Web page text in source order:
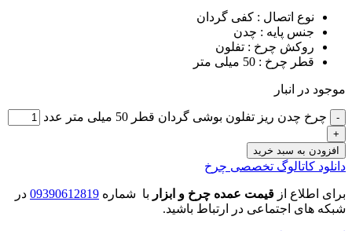
نوع اتصال : کفی گردان
جنس پایه : چدن
روکش چرخ : تفلون
قطر چرخ : 50 میلی متر
موجود در انبار
چرخ چدن ریز تفلون بوشی گردان قطر 50 میلی متر عدد
افزودن به سبد خرید
دانلود کاتالوگ تخصصی چرخ
برای اطلاع از قیمت عمده چرخ و ابزار با شماره 09390612819 در
شبکه های اجتماعی در ارتباط باشید.